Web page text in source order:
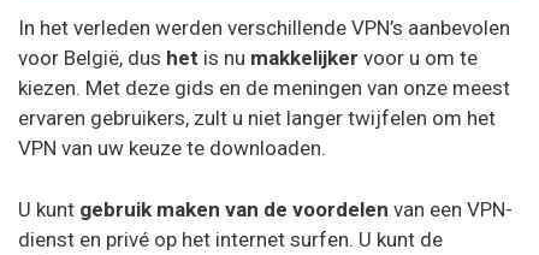
In het verleden werden verschillende VPN’s aanbevolen
voor België, dus het is nu makkelijker voor u om te
kiezen. Met deze gids en de meningen van onze meest
ervaren gebruikers, zult u niet langer twijfelen om het
VPN van uw keuze te downloaden.
U kunt gebruik maken van de voordelen van een VPN-
dienst en privé op het internet surfen. U kunt de